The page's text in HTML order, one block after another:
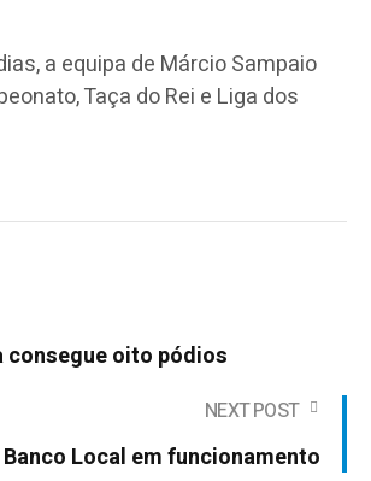
a equipa de Márcio Sampaio
Taça do Rei e Liga dos
consegue oito pódios
NEXT POST
Banco Local em funcionamento